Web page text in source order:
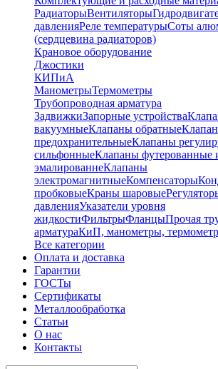
РадиаторыВентиляторы
давленияРеле температурыСоты
(сердцевина радиаторов)
Крановое оборудование
Джостики
КИПиА
МанометрыТермометры
Трубопроводная арматура
ЗадвижкиЗапорные устройства
вакуумныеКлапаны обратные
предохранительныеКлапаны
сильфонныеКлапаны футерованные
эмалированнеКлапаны
электромагнитныеКомпенсаторы
пробковыеКраны шаровые
давленияУказатели уровня
жидкостиФильтрыФланцыПрочая
арматураКиП, манометры,
Все категории
Оплата и доставка
Гарантии
ГОСТы
Сертификаты
Металлообработка
Статьи
О нас
Контакты